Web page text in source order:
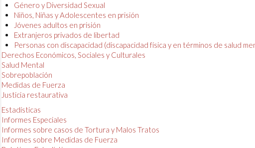
Género y Diversidad Sexual
Niños, Niñas y Adolescentes en prisión
Jóvenes adultos en prisión
Extranjeros privados de libertad
Personas con discapacidad (discapacidad física y en términos de salud
Derechos Económicos, Sociales y Culturales
Salud Mental
Sobrepoblación
Medidas de Fuerza
Justicia restaurativa
Estadísticas
Informes Especiales
Informes sobre casos de Tortura y Malos Tratos
Informes sobre Medidas de Fuerza